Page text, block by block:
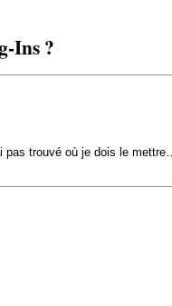
Ins ?
pas trouvé où je dois le mettre…